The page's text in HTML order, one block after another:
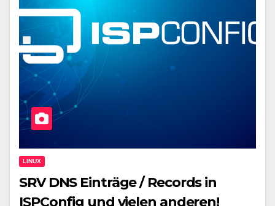
LINUX
SRV DNS Einträge / Records in
ISPConfig und vielen anderen!